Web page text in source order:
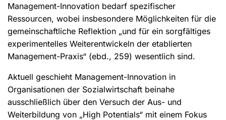
Management-Innovation bedarf spezifischer
Ressourcen, wobei insbesondere Möglichkeiten für die
gemeinschaftliche Reflektion „und für ein sorgfältiges
experimentelles Weiterentwickeln der etablierten
Management-Praxis“ (ebd., 259) wesentlich sind.
Aktuell geschieht Management-Innovation in
Organisationen der Sozialwirtschaft beinahe
ausschließlich über den Versuch der Aus- und
Weiterbildung von „High Potentials“ mit einem Fokus